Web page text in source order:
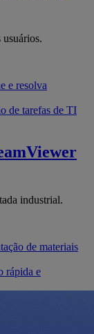
usuários.
e resolva
de tarefas de TI
industrial.
de materiais
rápida e